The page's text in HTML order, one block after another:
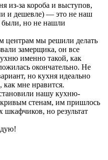
из-за короба и выступов,
и дешевле) — это не наш
но не нашли
центрам мы решили делать
замерщика, он все
именно такой, как
окончательно. Не
но кухня идеально
как мне нравится.
нашу кухню-
стенам, им пришлось
но результат